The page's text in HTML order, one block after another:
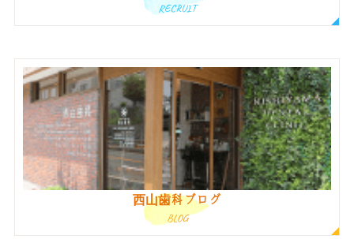
RECRUIT
西山歯科ブログ
BLOG